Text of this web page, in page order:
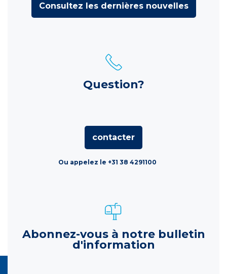
Consultez les dernières nouvelles
Question?
contacter
Ou appelez le +31 38 4291100
Abonnez-vous à notre bulletin
d'information